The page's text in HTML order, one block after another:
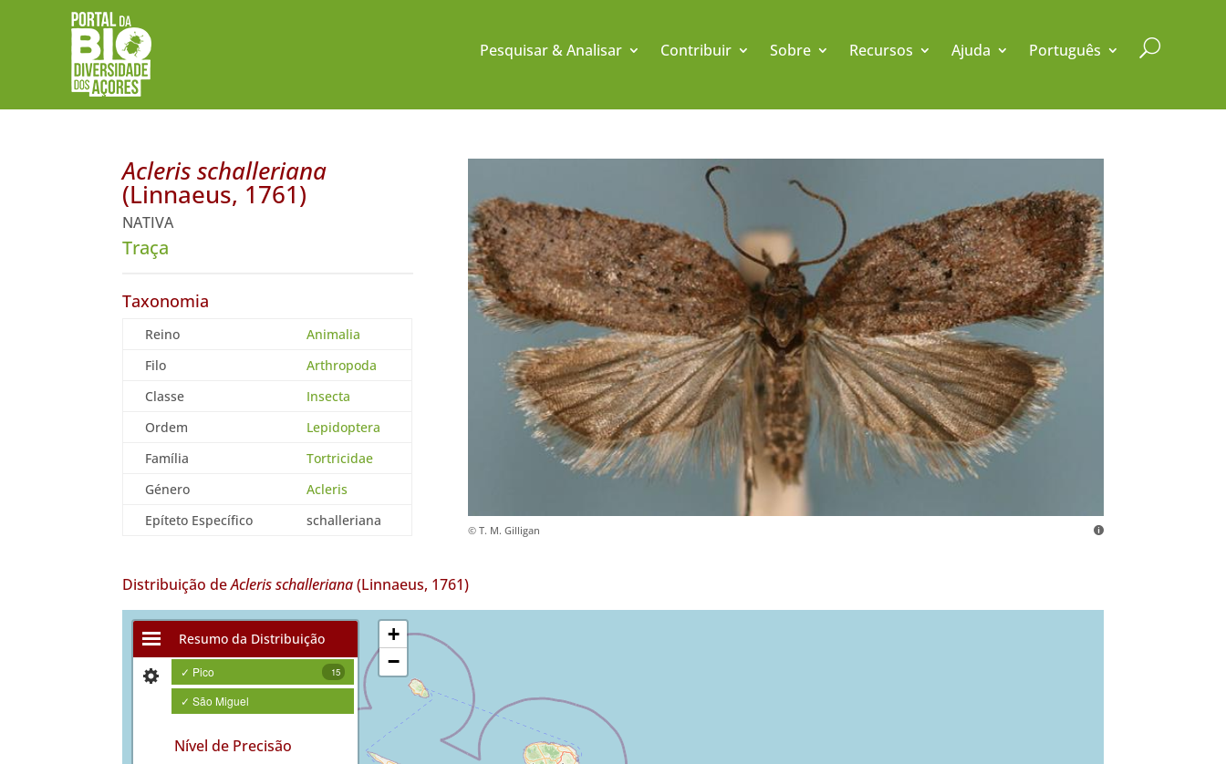
Pesquisar & Analisar Contribuir Sobre Recursos Ajuda Português U
Acleris schalleriana
(Linnaeus, 1761)
NATIVA
Traça
Taxonomia
Reino
Animalia
Filo
Arthropoda
Classe
Insecta
Ordem
Lepidoptera
Família
Tortricidae
Género
Acleris
Epíteto Específico
schalleriana
© T. M. Gilligan
Distribuição deAcleris schalleriana(Linnaeus, 1761)
Resumo da Distribuição
✓ Pico 15
✓ São Miguel
Nível de Precisão
+
−